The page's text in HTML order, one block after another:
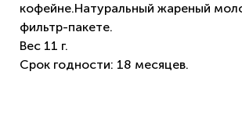
кофейне.Натуральный жареный
фильтр-пакете.
Вес 11 г.
Срок годности: 18 месяцев.